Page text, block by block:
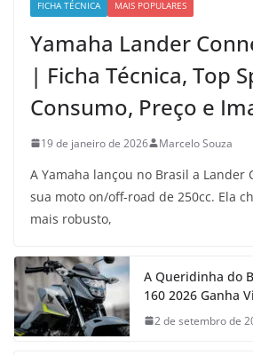
FICHA TÉCNICA MAIS POPULARES
Yamaha Lander
| Ficha Técnica, Top
Consumo, Preço e
19 de janeiro de 2026 Marcelo Souza
A Yamaha lançou no Brasil a Lander
sua moto on/off-road de 250cc. Ela
mais robusto,
A Queridinha do
160 2026 Ganha
2 de setembro de